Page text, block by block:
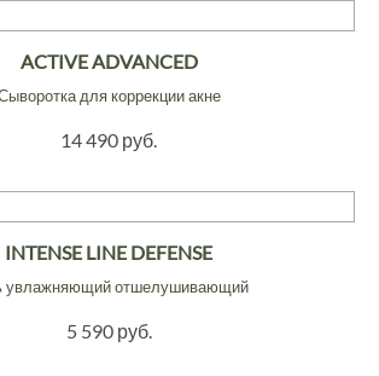
ACTIVE ADVANCED
для коррекции акне
14 490 руб.
INTENSE LINE DEFENSE
увлажняющий отшелушивающий
5 590 руб.